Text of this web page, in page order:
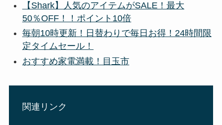
【Shark】人気のアイテムがSALE！最大
50％OFF！！ポイント10倍
毎朝10時更新！日替わりで毎日お得！24時間限
定タイムセール！
おすすめ家電満載！目玉市
関連リンク